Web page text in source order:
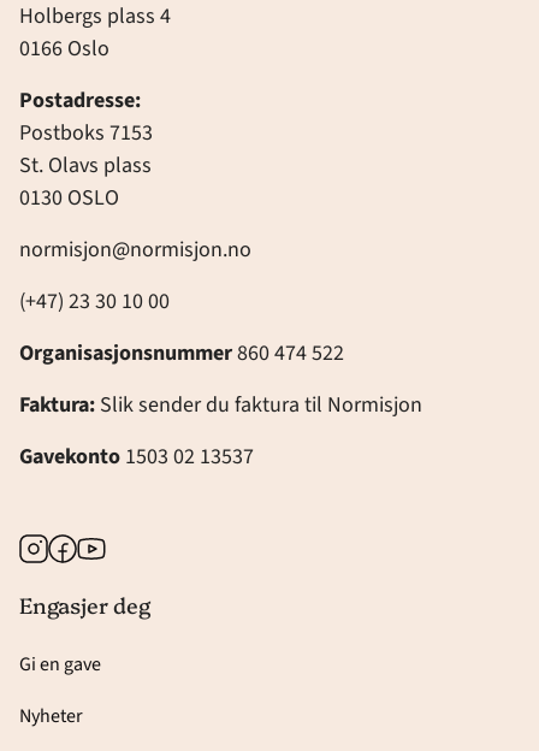
Holbergs plass 4
0166 Oslo
Postadresse:
Postboks 7153
St. Olavs plass
0130 OSLO
normisjon@normisjon.no
(+47) 23 30 10 00
Organisasjonsnummer860 474 522
Faktura: Slik sender du faktura til Normisjon
Gavekonto 1503 02 13537
Instagram
Facebook
Youtube
Engasjer deg
Gi en gave
Nyheter